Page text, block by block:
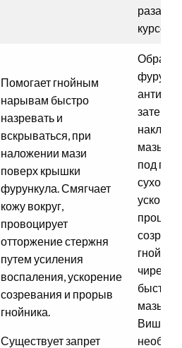
раза в
курсом
Помогает гнойным
нарывам быстро
назревать и
вскрываться, при
наложении мази
поверх крышки
фурункула. Смягчает
кожу вокруг,
провоцирует
отторжение стержня
путем усиления
воспаления, ускорение
созревания и прорыв
гнойника.
Существует запрет
затем
мазь на
под
сухое
процесс
чирей
мазью